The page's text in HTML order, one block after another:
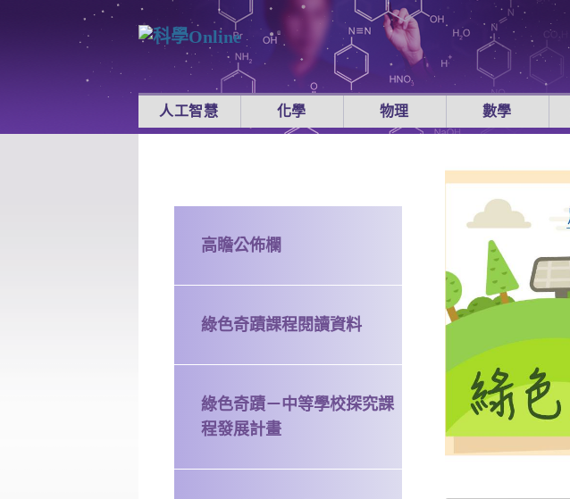
人工智慧 化學 物理 數學
高瞻公佈欄
綠色奇蹟課程閱讀資料
綠色奇蹟－中等學校探究課
程發展計畫